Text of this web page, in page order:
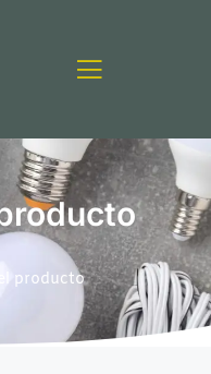
producto